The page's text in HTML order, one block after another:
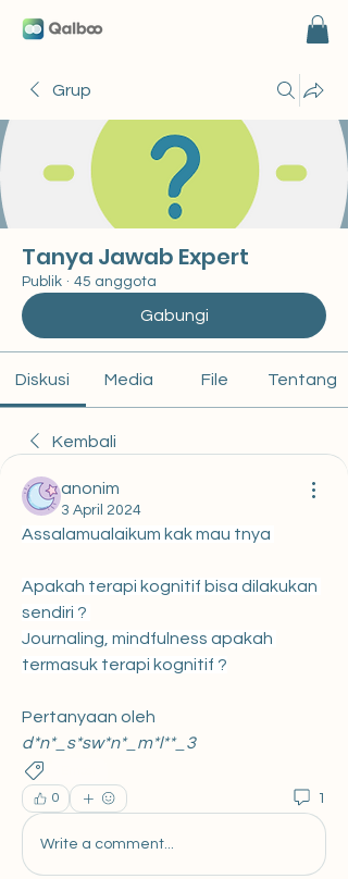
Grup
Tanya Jawab Expert
Publik · 45 anggota
Gabungi
Diskusi Media File Tentang
Kembali
anonim
3 April 2024
Assalamualaikum kak mau tnya
Apakah terapi kognitif bisa dilakukan
sendiri ?
Journaling, mindfulness apakah
termasuk terapi kognitif ?
d*n*_s*sw*n*_m*l**_3
0
1
Write a comment...